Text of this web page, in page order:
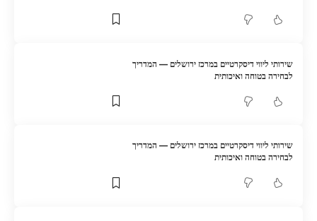
שירותי ליווי דיסקרטיים במרכז ירושלים — המדריך
לבחירה בטוחה ואיכותית
שירותי ליווי דיסקרטיים במרכז ירושלים — המדריך
לבחירה בטוחה ואיכותית